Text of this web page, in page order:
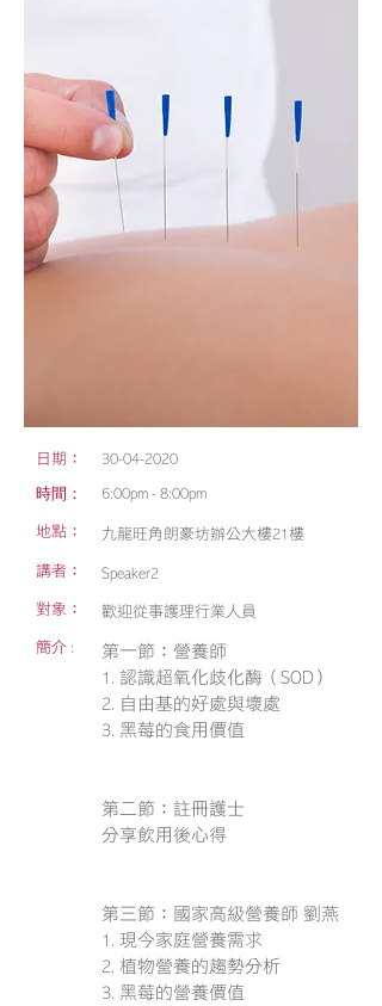
日期： 30-04-2020
時間： 6:00pm - 8:00pm
地點： 九龍旺角朗豪坊辦公大樓21樓
講者： Speaker2
對象： 歡迎從事護理行業人員
簡介 :
第一節：營養師
1. 認識超氧化歧化酶（SOD）
2. 自由基的好處與壞處
3. 黑莓的食用價值
第二節：註冊護士
分享飲用後心得
第三節：國家高級營養師 劉燕
1. 現今家庭營養需求
2. 植物營養的趨勢分析
3. 黑莓的營養價值